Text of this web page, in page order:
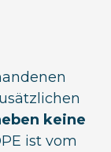
keine
ist vom